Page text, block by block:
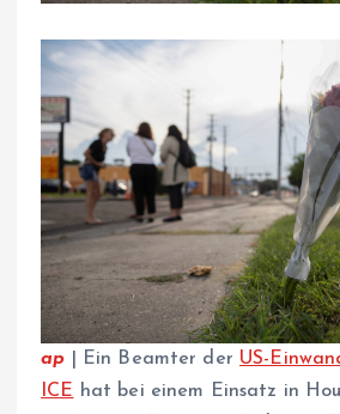
ap | Ein Beamter der US-
ICE hat bei einem Einsatz in